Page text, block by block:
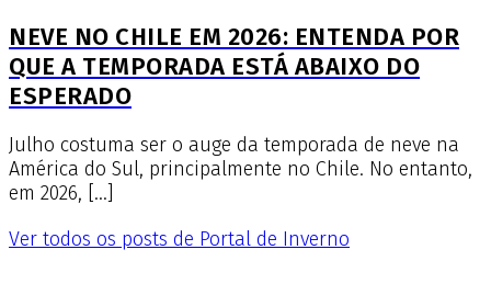
NEVE NO CHILE EM 2026: ENTENDA POR
QUE A TEMPORADA ESTÁ ABAIXO DO
ESPERADO
Julho costuma ser o auge da temporada de neve na
América do Sul, principalmente no Chile. No entanto,
em 2026, […]
Ver todos os posts de Portal de Inverno